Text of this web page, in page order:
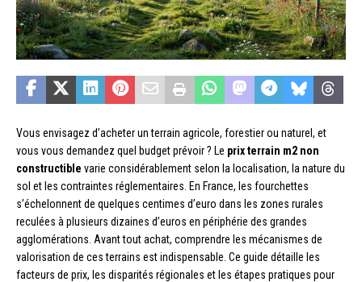
Vous envisagez d’acheter un terrain agricole, forestier ou naturel, et
vous vous demandez quel budget prévoir ? Le prix terrain m2 non
constructible varie considérablement selon la localisation, la nature du
sol et les contraintes réglementaires. En France, les fourchettes
s’échelonnent de quelques centimes d’euro dans les zones rurales
reculées à plusieurs dizaines d’euros en périphérie des grandes
agglomérations. Avant tout achat, comprendre les mécanismes de
valorisation de ces terrains est indispensable. Ce guide détaille les
facteurs de prix, les disparités régionales et les étapes pratiques pour